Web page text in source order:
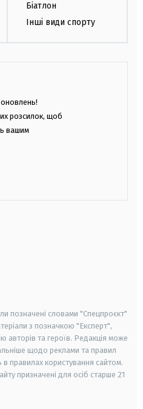
Біатлон
Інші види спорту
оновлень!
розсилок, щоб
вашим
позначені словами "Спецпроєкт"
з позначкою "Експерт",
авторів та героїв. Редакція може
щодо реклами та правил
правилах користування сайтом.
призначені для осіб старше 21